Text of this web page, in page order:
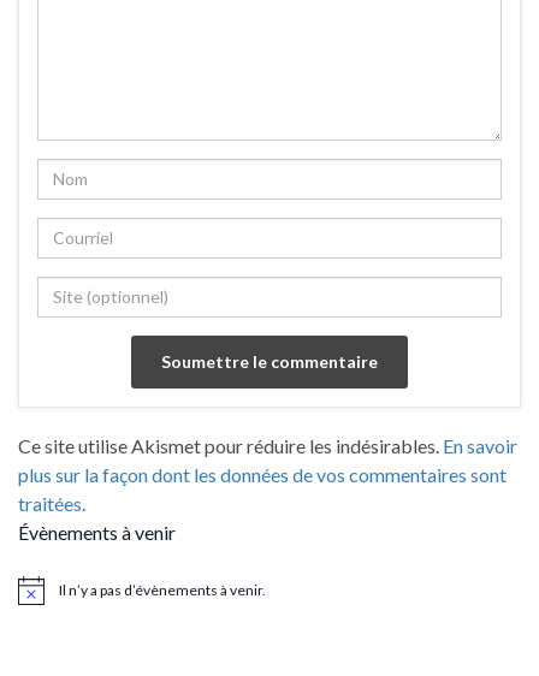
Ce site utilise Akismet pour réduire les indésirables. En savoir
plus sur la façon dont les données de vos commentaires sont
traitées
Évènements à venir
NoticeIl n’y a pas d’évènements à venir.